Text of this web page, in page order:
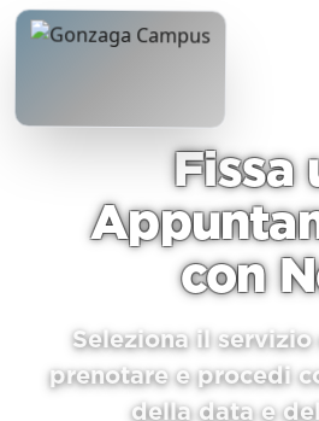
Fissa
con
Seleziona il
prenotare e procedi
della data e